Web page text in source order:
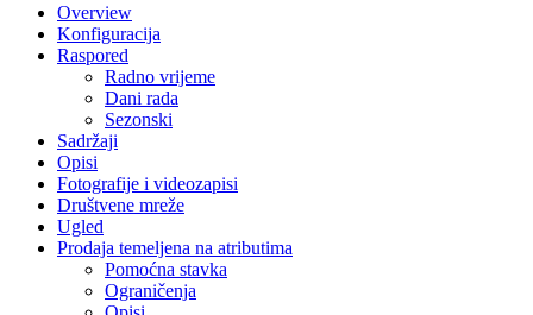
Overview
Konfiguracija
Raspored
Radno vrijeme
Dani rada
Sezonski
Sadržaji
Opisi
Fotografije i videozapisi
Društvene mreže
Ugled
Prodaja temeljena na atributima
Pomoćna stavka
Ograničenja